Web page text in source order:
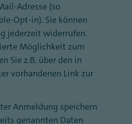
Adresse (so
Opt-in). Sie können
jederzeit widerrufen.
Möglichkeit zum
Sie z.B. über den in
vorhandenen Link zur
Anmeldung speichern
genannten Daten